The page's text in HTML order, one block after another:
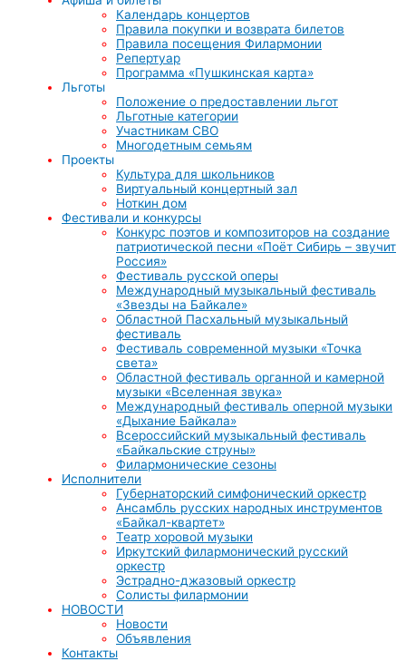
Календарь концертов
Правила покупки и возврата билетов
Правила посещения Филармонии
Репертуар
Программа «Пушкинская карта»
Льготы
Положение о предоставлении льгот
Льготные категории
Участникам СВО
Многодетным семьям
Проекты
Культура для школьников
Виртуальный концертный зал
Ноткин дом
Фестивали и конкурсы
Конкурс поэтов и композиторов на создание
патриотической песни «Поёт Сибирь – звучит
Россия»
Фестиваль русской оперы
Международный музыкальный фестиваль
«Звезды на Байкале»
Областной Пасхальный музыкальный
фестиваль
Фестиваль современной музыки «Точка
света»
Областной фестиваль органной и камерной
музыки «Вселенная звука»
Международный фестиваль оперной музыки
«Дыхание Байкала»
Всероссийский музыкальный фестиваль
«Байкальские струны»
Филармонические сезоны
Исполнители
Губернаторский симфонический оркестр
Ансамбль русских народных инструментов
«Байкал-квартет»
Театр хоровой музыки
Иркутский филармонический русский
оркестр
Эстрадно-джазовый оркестр
Солисты филармонии
НОВОСТИ
Новости
Объявления
Контакты